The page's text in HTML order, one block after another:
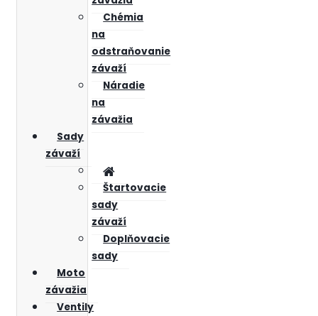
Chémia
na
odstraňovanie
závaží
Náradie
na
závažia
Sady
závaží
Štartovacie
sady
závaží
Doplňovacie
sady
Moto
závažia
Ventily